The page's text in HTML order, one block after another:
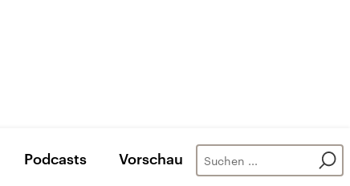
Podcasts Vorschau